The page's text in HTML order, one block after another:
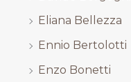
Eliana Bellezza
Ennio Bertolotti
Enzo Bonetti